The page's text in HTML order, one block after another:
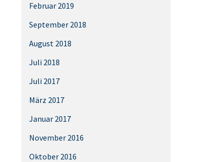
Februar 2019
September 2018
August 2018
Juli 2018
Juli 2017
März 2017
Januar 2017
November 2016
Oktober 2016